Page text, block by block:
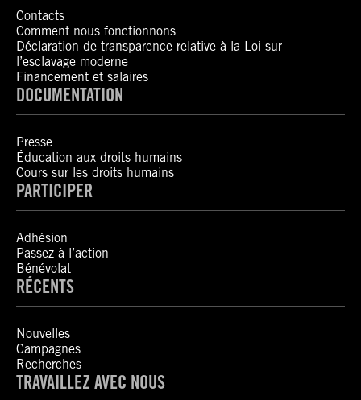
Contacts
Comment nous fonctionnons
Déclaration de transparence relative à la Loi sur
l’esclavage moderne
Financement et salaires
DOCUMENTATION
Presse
Éducation aux droits humains
Cours sur les droits humains
PARTICIPER
Adhésion
Passez à l’action
Bénévolat
RÉCENTS
Nouvelles
Campagnes
Recherches
TRAVAILLEZ AVEC NOUS